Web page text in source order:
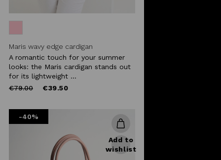
Maris wavy edge cardigan
A romantic touch for your summer
looks: the Maris cardigan stands out
for its lightweight ...
Price
€79.00to €39.50
-40%
Add to
wishlist